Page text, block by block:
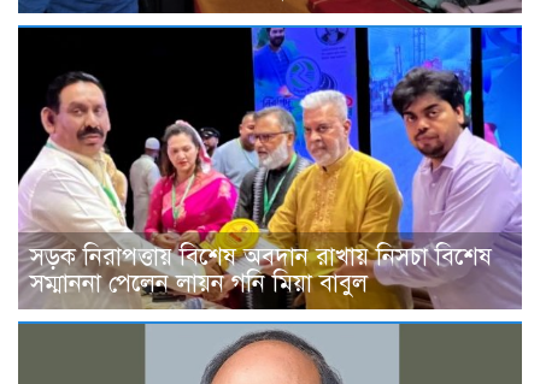
সড়ক নিরাপত্তায় বিশেষ অবদান রাখায় নিসচা বিশেষ
সম্মাননা পেলেন লায়ন গনি মিয়া বাবুল